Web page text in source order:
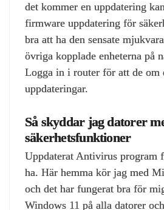
det kommer en uppdatering
firmware uppdatering för
bra att ha den sensate
övriga kopplade enheterna på
Logga in i router för att de om
uppdateringar.
Så skyddar jag datorer
säkerhetsfunktioner
Uppdaterat Antivirus program
ha. Här hemma kör jag med
och det har fungerat bra för
Windows 11 på alla datorer